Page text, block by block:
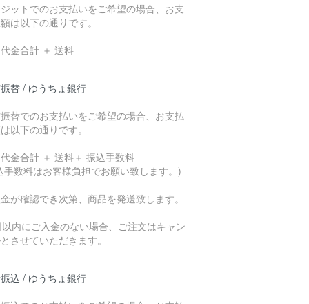
ットでのお支払いをご希望の場合、お支
は以下の通りです。
金合計 ＋ 送料
替 / ゆうちょ銀行
替でのお支払いをご希望の場合、お支払
以下の通りです。
金合計 ＋ 送料＋ 振込手数料
手数料はお客様負担でお願い致します。)
が確認でき次第、商品を発送致します。
内にご入金のない場合、ご注文はキャン
させていただきます。
込 / ゆうちょ銀行